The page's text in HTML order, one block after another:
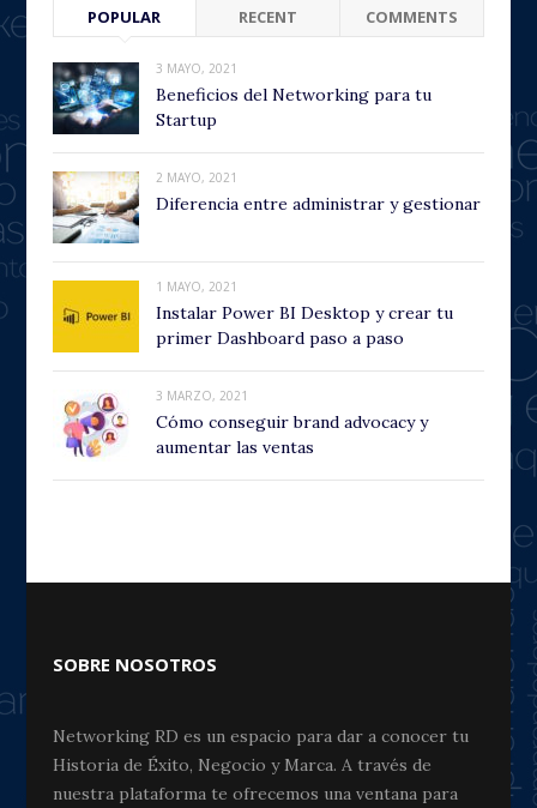
POPULAR RECENT COMMENTS
3 MAYO, 2021
Beneficios del Networking para tu
Startup
2 MAYO, 2021
Diferencia entre administrar y gestionar
1 MAYO, 2021
Instalar Power BI Desktop y crear tu
primer Dashboard paso a paso
3 MARZO, 2021
Cómo conseguir brand advocacy y
aumentar las ventas
SOBRE NOSOTROS
Networking RD es un espacio para dar a conocer tu
Historia de Éxito, Negocio y Marca. A través de
nuestra plataforma te ofrecemos una ventana para